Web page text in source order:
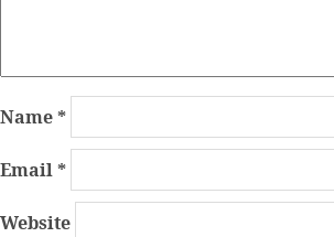
Name*
Email*
Website